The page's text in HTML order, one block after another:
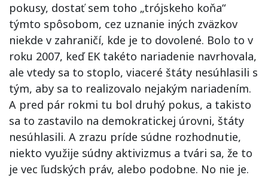
pokusy, dostať sem toho „trójskeho koňa“
týmto spôsobom, cez uznanie iných zväzkov
niekde v zahraničí, kde je to dovolené. Bolo to v
roku 2007, keď EK takéto nariadenie navrhovala,
ale vtedy sa to stoplo, viaceré štáty nesúhlasili s
tým, aby sa to realizovalo nejakým nariadením.
A pred pár rokmi tu bol druhý pokus, a takisto
sa to zastavilo na demokratickej úrovni, štáty
nesúhlasili. A zrazu príde súdne rozhodnutie,
niekto využije súdny aktivizmus a tvári sa, že to
je vec ľudských práv, alebo podobne. No nie je.